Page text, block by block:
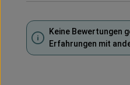
Keine Bewertungen
Erfahrungen mit